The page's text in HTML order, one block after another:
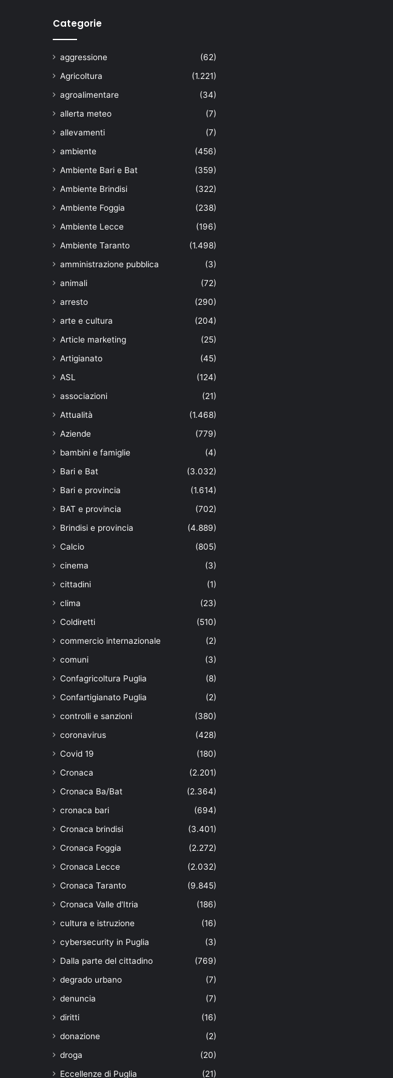
Categorie
aggressione
(62)
Agricoltura
(1.221)
agroalimentare
(34)
allerta meteo
(7)
allevamenti
(7)
ambiente
(456)
Ambiente Bari e Bat
(359)
Ambiente Brindisi
(322)
Ambiente Foggia
(238)
Ambiente Lecce
(196)
Ambiente Taranto
(1.498)
amministrazione pubblica
(3)
animali
(72)
arresto
(290)
arte e cultura
(204)
Article marketing
(25)
Artigianato
(45)
ASL
(124)
associazioni
(21)
Attualità
(1.468)
Aziende
(779)
bambini e famiglie
(4)
Bari e Bat
(3.032)
Bari e provincia
(1.614)
BAT e provincia
(702)
Brindisi e provincia
(4.889)
Calcio
(805)
cinema
(3)
cittadini
(1)
clima
(23)
Coldiretti
(510)
commercio internazionale
(2)
comuni
(3)
Confagricoltura Puglia
(8)
Confartigianato Puglia
(2)
controlli e sanzioni
(380)
coronavirus
(428)
Covid 19
(180)
Cronaca
(2.201)
Cronaca Ba/Bat
(2.364)
cronaca bari
(694)
Cronaca brindisi
(3.401)
Cronaca Foggia
(2.272)
Cronaca Lecce
(2.032)
Cronaca Taranto
(9.845)
Cronaca Valle d'Itria
(186)
cultura e istruzione
(16)
cybersecurity in Puglia
(3)
Dalla parte del cittadino
(769)
degrado urbano
(7)
denuncia
(7)
diritti
(16)
donazione
(2)
droga
(20)
Eccellenze di Puglia
(21)